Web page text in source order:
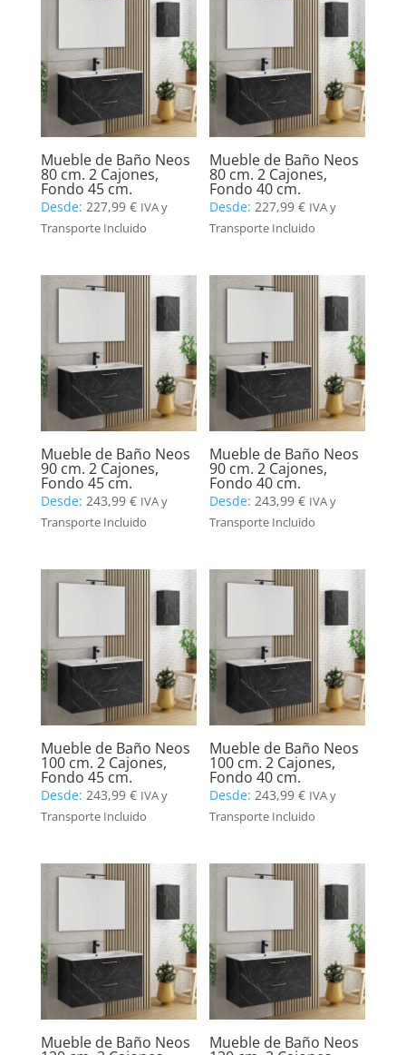
Mueble de Baño Neos
80 cm. 2 Cajones,
Fondo 45 cm.
Desde: 227,99 € IVA y
Transporte Incluido
Mueble de Baño Neos
80 cm. 2 Cajones,
Fondo 40 cm.
Desde:227,99€ IVA y
Transporte Incluido
Mueble de Baño Neos
90 cm. 2 Cajones,
Fondo 45 cm.
Desde: 243,99 € IVA y
Transporte Incluido
Mueble de Baño Neos
90 cm. 2 Cajones,
Fondo 40 cm.
Desde:243,99€ IVA y
Transporte Incluido
Mueble de Baño Neos
100 cm. 2 Cajones,
Fondo 45 cm.
Desde: 243,99 € IVA y
Transporte Incluido
Mueble de Baño Neos
100 cm. 2 Cajones,
Fondo 40 cm.
Desde:243,99€ IVA y
Transporte Incluido
Mueble de Baño Neos Mueble de Baño Neos